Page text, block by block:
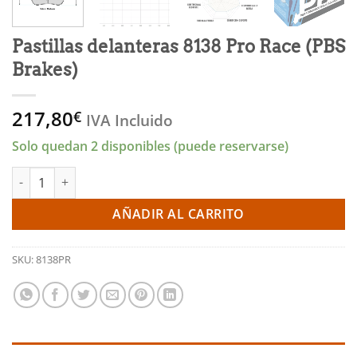
Pastillas delanteras 8138 Pro Race (PBS
Brakes)
217,80€ IVA Incluido
Solo quedan 2 disponibles (puede reservarse)
Pastillas delanteras 8138 Pro Race (PBS Brakes) cantidad
AÑADIR AL CARRITO
SKU:8138PR